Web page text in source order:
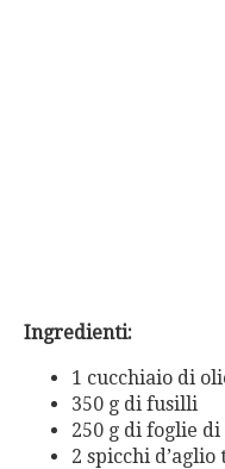
Ingredienti:
1 cucchiaio di
350 g di fusilli
250 g di foglie di
2 spicchi